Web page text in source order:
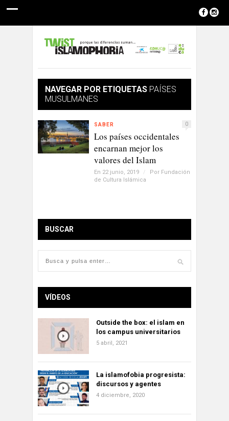
NAVEGAR POR ETIQUETAS PAÍSES
MUSULMANES
SABER 0
Los países occidentales
encarnan mejor los
valores del Islam
En 22 junio, 2019 / Por Fundación
de Cultura Islámica
BUSCAR
VÍDEOS
Outside the box: el islam en
los campus universitarios
5 abril, 2021
La islamofobia progresista:
discursos y agentes
4 diciembre, 2020